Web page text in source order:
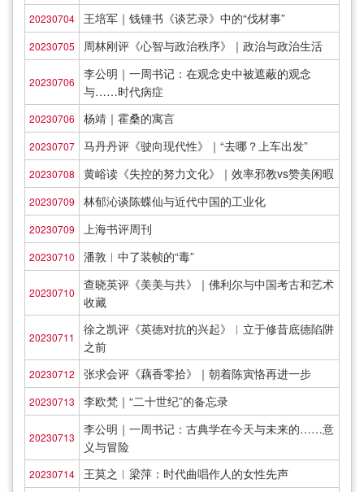
20230704 王培军｜钱锺书《谈艺录》中的“伐材事”
20230705 周林刚评《心智与政治秩序》｜政治与政治生活
20230706
李公明｜一周书记：在观念史中被遮蔽的观念
与……时代病症
20230706 杨靖｜霍桑的寓言
20230707 马丹丹评《驶向现代性》｜“去哪？上车出发”
20230708 黄峪读《失控的努力文化》｜效率邪教vs赞美闲暇
20230709 林郁沁谈陈蝶仙与近代中国的工业化
20230709 上海书评周刊
20230710 潘敦︱中了装帧的“毒”
20230710
查晓英评《美美与共》｜佛利尔与中国考古和艺术
收藏
20230711
徐之凯评《英德对抗的兴起》︱立于修昔底德陷阱
之前
20230712 张求会评《藕香零拾》｜朝着陈寅恪再进一步
20230713 李欧梵｜“二十世纪”的备忘录
20230713
李公明｜一周书记：古典学在今天与未来的……意
义与冒险
20230714 王莫之︱梁萍：时代曲唱作人的女性先声